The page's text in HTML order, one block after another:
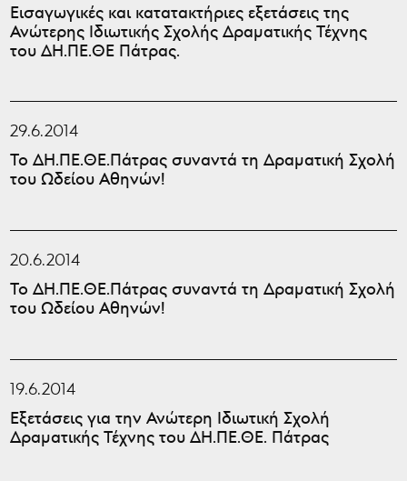
Εισαγωγικές και κατατακτήριες εξετάσεις της
Ανώτερης Ιδιωτικής Σχολής Δραματικής Τέχνης
του ΔΗ.ΠΕ.ΘΕ Πάτρας.
29.6.2014
Το ΔΗ.ΠΕ.ΘΕ.Πάτρας συναντά τη Δραματική Σχολή
του Ωδείου Αθηνών!
20.6.2014
Το ΔΗ.ΠΕ.ΘΕ.Πάτρας συναντά τη Δραματική Σχολή
του Ωδείου Αθηνών!
19.6.2014
Εξετάσεις για την Ανώτερη Ιδιωτική Σχολή
Δραματικής Τέχνης του ΔΗ.ΠΕ.ΘΕ. Πάτρας